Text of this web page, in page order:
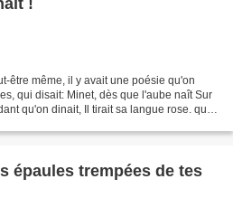
!
être même, il y avait une poésie qu'on
qui disait: Minet, dès que l'aube naît Sur
qu'on dinait, Il tirait sa langue rose. qui
épaules trempées de tes